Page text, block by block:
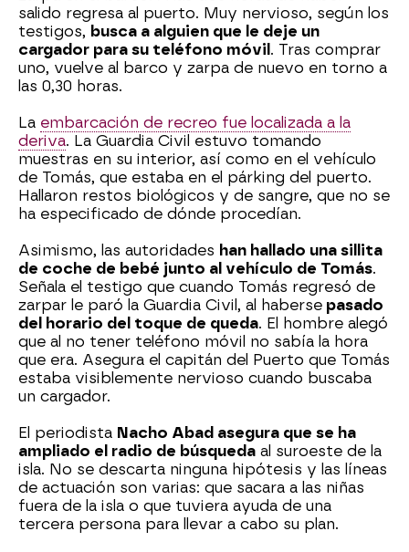
salido regresa al puerto. Muy nervioso, según los
testigos, busca a alguien que le deje un
cargador para su teléfono móvil . Tras comprar
uno, vuelve al barco y zarpa de nuevo en torno a
las 0,30 horas.
La embarcación de recreo fue localizada a la
deriva. La Guardia Civil estuvo tomando
muestras en su interior, así como en el vehículo
de Tomás, que estaba en el párking del puerto.
Hallaron restos biológicos y de sangre, que no se
ha especificado de dónde procedían.
Asimismo, las autoridades han hallado una sillita
de coche de bebé junto al vehículo de Tomás.
Señala el testigo que cuando Tomás regresó de
zarpar le paró la Guardia Civil, al haberse pasado
del horario del toque de queda. El hombre alegó
que al no tener teléfono móvil no sabía la hora
que era. Asegura el capitán del Puerto que Tomás
estaba visiblemente nervioso cuando buscaba
un cargador.
El periodista Nacho Abad asegura que se ha
ampliado el radio de búsqueda al suroeste de la
isla. No se descarta ninguna hipótesis y las líneas
de actuación son varias: que sacara a las niñas
fuera de la isla o que tuviera ayuda de una
tercera persona para llevar a cabo su plan.